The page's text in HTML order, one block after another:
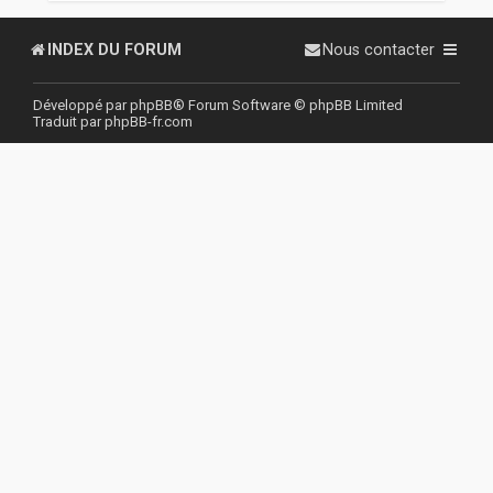
INDEX DU FORUM Nous contacter
Développé parphpBB® Forum Software © phpBB Limited
Traduit parphpBB-fr.com